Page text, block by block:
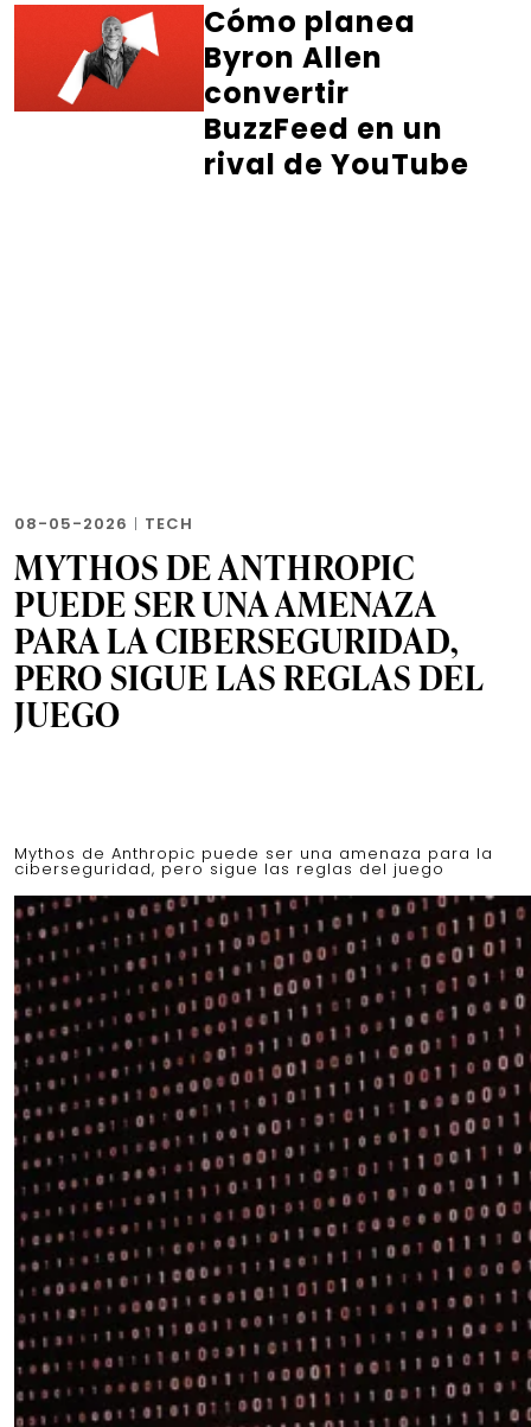
Cómo planea
Byron Allen
convertir
BuzzFeed en un
rival de YouTube
08-05-2026 | TECH
MYTHOS DE ANTHROPIC
PUEDE SER UNA AMENAZA
PARA LA CIBERSEGURIDAD,
PERO SIGUE LAS REGLAS DEL
JUEGO
Mythos de Anthropic puede ser una amenaza para la
ciberseguridad, pero sigue las reglas del juego